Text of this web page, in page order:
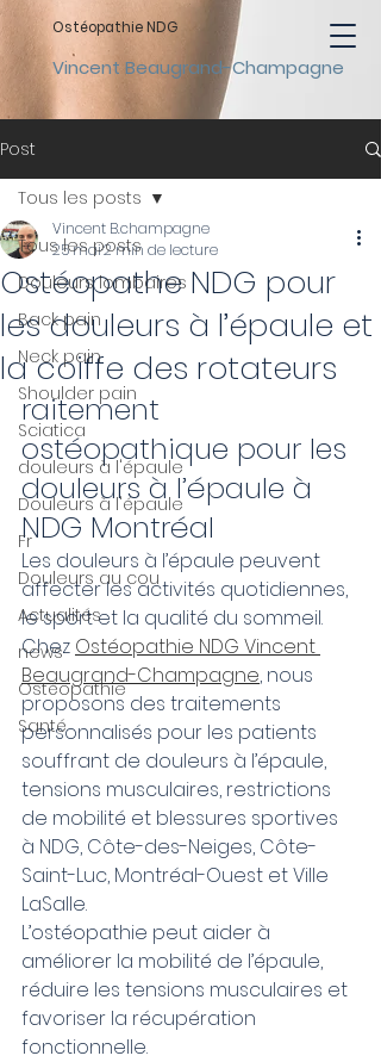
Vincent Beaugrand-Champagne
Ostéopathie NDG
Post
Tous les posts
Douleurs lombaires
Back pain
Neck pain
Shoulder pain
Sciatica
douleurs à l'épaule
Douleurs à l'épaule
Fr
Douleurs au cou
Actualités
news
Ostéopathie
Santé
Tous les posts
Ostéopathe NDG pour
les douleurs à l’épaule et
la coiffe des rotateurs
Vincent B.champagne
25 mai2 min de lecture
raitement
ostéopathique pour les
douleurs à l’épaule à
NDG Montréal
Les douleurs à l’épaule peuvent
affecter les activités quotidiennes,
le sport et la qualité du sommeil.
Chez Ostéopathie NDG Vincent
Beaugrand-Champagne, nous
proposons des traitements
personnalisés pour les patients
souffrant de douleurs à l’épaule,
tensions musculaires, restrictions
de mobilité et blessures sportives
à NDG, Côte-des-Neiges, Côte-
Saint-Luc, Montréal-Ouest et Ville
LaSalle.
L’ostéopathie peut aider à
améliorer la mobilité de l’épaule,
réduire les tensions musculaires et
favoriser la récupération
fonctionnelle.